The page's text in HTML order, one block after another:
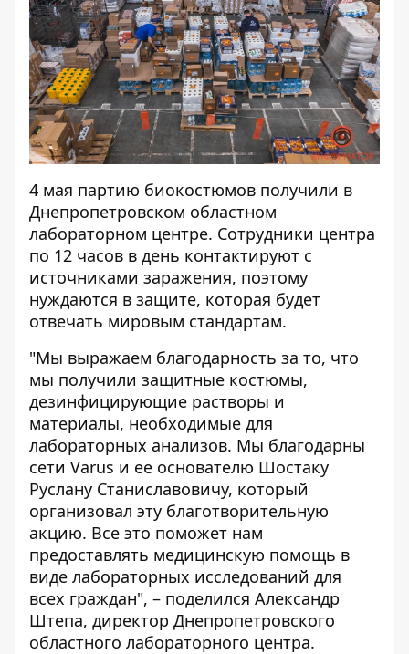
4 мая партию биокостюмов получили в
Днепропетровском областном
лабораторном центре. Сотрудники центра
по 12 часов в день контактируют с
источниками заражения, поэтому
нуждаются в защите, которая будет
отвечать мировым стандартам.
"Мы выражаем благодарность за то, что
мы получили защитные костюмы,
дезинфицирующие растворы и
материалы, необходимые для
лабораторных анализов. Мы благодарны
сети Varus и ее основателю Шостаку
Руслану Станиславовичу, который
организовал эту благотворительную
акцию. Все это поможет нам
предоставлять медицинскую помощь в
виде лабораторных исследований для
всех граждан", – поделился Александр
Штепа, директор Днепропетровского
областного лабораторного центра.